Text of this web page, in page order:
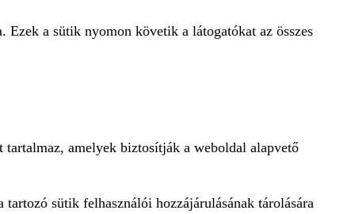
Ezek a sütik nyomon követik a látogatókat az összes
tartalmaz, amelyek biztosítják a weboldal alapvető
sütik felhasználói hozzájárulásának tárolására